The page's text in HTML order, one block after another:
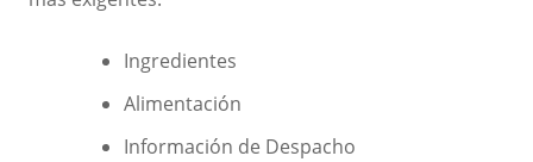
Ingredientes
Alimentación
Información de Despacho